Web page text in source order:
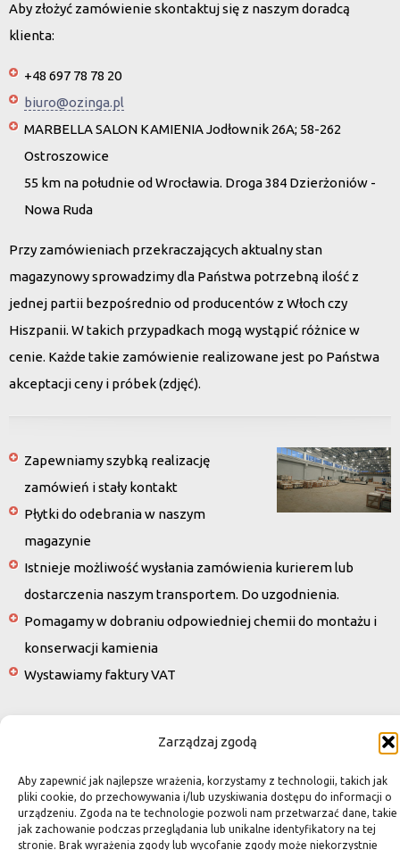
Zarządzaj zgodą
Aby zapewnić jak najlepsze wrażenia, korzystamy z technologii, takich jak
pliki cookie, do przechowywania i/lub uzyskiwania dostępu do informacji o
urządzeniu. Zgoda na te technologie pozwoli nam przetwarzać dane, takie
jak zachowanie podczas przeglądania lub unikalne identyfikatory na tej
stronie. Brak wyrażenia zgody lub wycofanie zgody może niekorzystnie
Aby złożyć zamówienie skontaktuj się z naszym doradcą
klienta:
+48 697 78 78 20
biuro@ozinga.pl
MARBELLA SALON KAMIENIA Jodłownik 26A; 58-262
Ostroszowice
55 km na południe od Wrocławia. Droga 384 Dzierżoniów -
Nowa Ruda
Przy zamówieniach przekraczających aktualny stan
magazynowy sprowadzimy dla Państwa potrzebną ilość z
jednej partii bezpośrednio od producentów z Włoch czy
Hiszpanii. W takich przypadkach mogą wystąpić różnice w
cenie. Każde takie zamówienie realizowane jest po Państwa
akceptacji ceny i próbek (zdjęć).
Zapewniamy szybką realizację
zamówień i stały kontakt
Płytki do odebrania w naszym
magazynie
Istnieje możliwość wysłania zamówienia kurierem lub
dostarczenia naszym transportem. Do uzgodnienia.
Pomagamy w dobraniu odpowiedniej chemii do montażu i
konserwacji kamienia
Wystawiamy faktury VAT
wykorzystywania bez pisemnej zgody właścicieli.
czym zmiany odcieni, przeżylenia czy mikropęknięcia nie są wadami a świadczą
jedynie o niezwykłości i niepowtarzalności. Różnice koloru i struktury są
naturalną cechą kamienia i w związku z tym nie da się ich przewidzieć. Na
powierzchni niektórych rodzajów kamienia mogą występować niewielkie dziurki,